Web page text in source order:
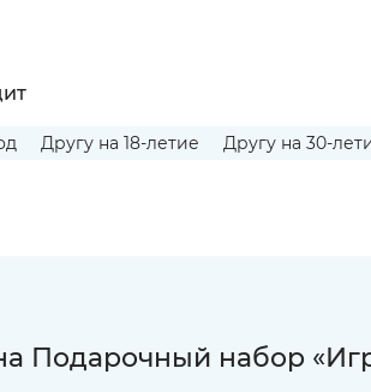
Другу на 18-летие Другу на 30-
Подарочный набор